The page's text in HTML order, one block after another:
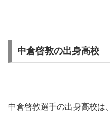
中倉啓敦の出身高校
中倉啓敦選手の出身高校は、